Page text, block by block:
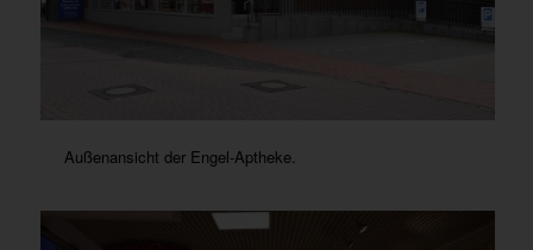
Außenansicht der Engel-Aptheke.